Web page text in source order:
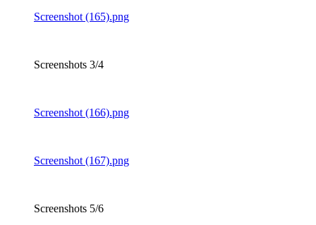
Screenshot (165).png
Screenshots 3/4
Screenshot (166).png
Screenshot (167).png
Screenshots 5/6